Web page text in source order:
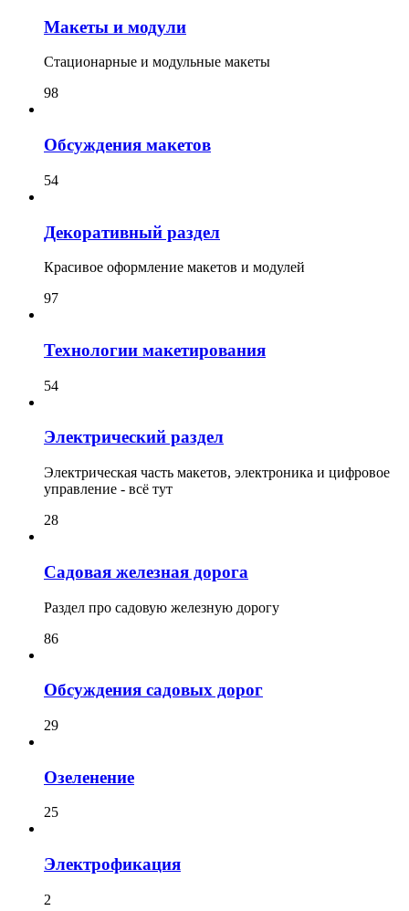
Макеты и модули
Стационарные и модульные макеты
98
Обсуждения макетов
54
Декоративный раздел
Красивое оформление макетов и модулей
97
Технологии макетирования
54
Электрический раздел
Электрическая часть макетов, электроника и цифровое
управление - всё тут
28
Садовая железная дорога
Раздел про садовую железную дорогу
86
Обсуждения садовых дорог
29
Озеленение
25
Электрофикация
2